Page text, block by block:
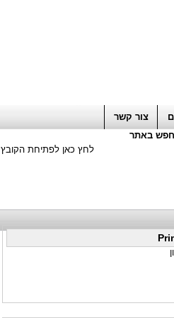
צור קשר
חפש באתר
לחץ כאן לפתיחת הקובץ